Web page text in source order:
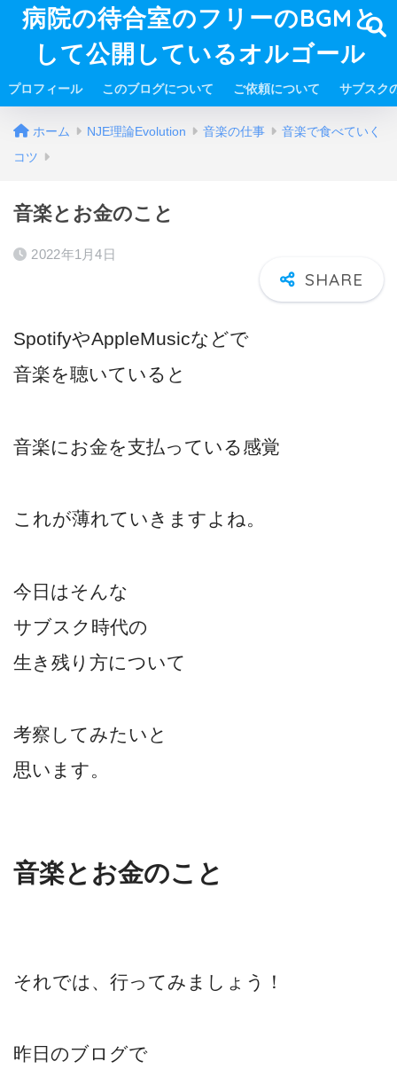
病院の待合室のフリーのBGMと
して公開しているオルゴール
プロフィール このブログについて ご依頼について サブスク
ホーム NJE理論Evolution 音楽の仕事
音楽で食べていく
コツ
音楽とお金のこと
2022年1月4日
SpotifyやAppleMusicなどで
音楽を聴いていると
音楽にお金を支払っている感覚
これが薄れていきますよね。
今日はそんな
サブスク時代の
生き残り方について
考察してみたいと
思います。
音楽とお金のこと
それでは、行ってみましょう！
昨日のブログで